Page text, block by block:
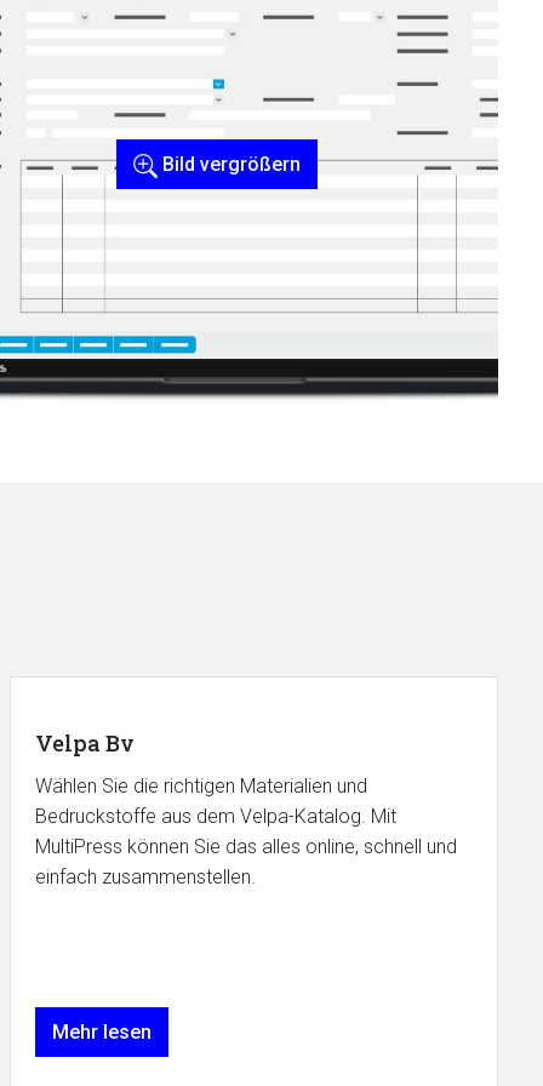
Bild vergrößern
Velpa Bv
Wählen Sie die richtigen Materialien und
Bedruckstoffe aus dem Velpa-Katalog. Mit
MultiPress können Sie das alles online, schnell und
einfach zusammenstellen.
Mehr lesen